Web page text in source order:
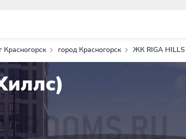
Красногорск город Красногорск ЖК RIGA HILLS